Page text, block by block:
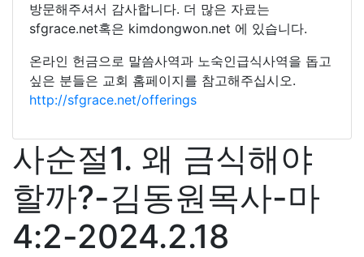
방문해주셔서 감사합니다. 더 많은 자료는
sfgrace.net혹은 kimdongwon.net 에 있습니다.
온라인 헌금으로 말씀사역과 노숙인급식사역을 돕고
싶은 분들은 교회 홈페이지를 참고해주십시오.
http://sfgrace.net/offerings
사순절1. 왜 금식해야
할까?-김동원목사-마
4:2-2024.2.18